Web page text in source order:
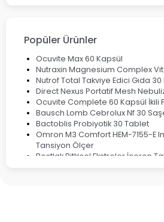
Popüler Ürünler
Ocuvite Max 60 Kapsül
Nutraxin Magnesium Complex
Nutrof Total Takviye Edici Gıda
Direct Nexus Portatif Mesh
Ocuvite Complete 60 Kapsül İkili
Bausch Lomb Cebrolux Nf 30
Bactoblis Probiyotik 30 Tablet
Omron M3 Comfort HEM-7155-E
Tansiyon Ölçer
Bestlak Bitkisel Ekstreler İçeren